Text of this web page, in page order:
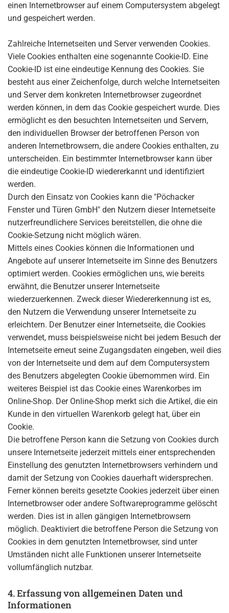
einen Internetbrowser auf einem Computersystem abgelegt
und gespeichert werden.
Zahlreiche Internetseiten und Server verwenden Cookies.
Viele Cookies enthalten eine sogenannte Cookie-ID. Eine
Cookie-ID ist eine eindeutige Kennung des Cookies. Sie
besteht aus einer Zeichenfolge, durch welche Internetseiten
und Server dem konkreten Internetbrowser zugeordnet
werden können, in dem das Cookie gespeichert wurde. Dies
ermöglicht es den besuchten Internetseiten und Servern,
den individuellen Browser der betroffenen Person von
anderen Internetbrowsern, die andere Cookies enthalten, zu
unterscheiden. Ein bestimmter Internetbrowser kann über
die eindeutige Cookie-ID wiedererkannt und identifiziert
werden.
Durch den Einsatz von Cookies kann die "Pöchacker
Fenster und Türen GmbH" den Nutzern dieser Internetseite
nutzerfreundlichere Services bereitstellen, die ohne die
Cookie-Setzung nicht möglich wären.
Mittels eines Cookies können die Informationen und
Angebote auf unserer Internetseite im Sinne des Benutzers
optimiert werden. Cookies ermöglichen uns, wie bereits
erwähnt, die Benutzer unserer Internetseite
wiederzuerkennen. Zweck dieser Wiedererkennung ist es,
den Nutzern die Verwendung unserer Internetseite zu
erleichtern. Der Benutzer einer Internetseite, die Cookies
verwendet, muss beispielsweise nicht bei jedem Besuch der
Internetseite erneut seine Zugangsdaten eingeben, weil dies
von der Internetseite und dem auf dem Computersystem
des Benutzers abgelegten Cookie übernommen wird. Ein
weiteres Beispiel ist das Cookie eines Warenkorbes im
Online-Shop. Der Online-Shop merkt sich die Artikel, die ein
Kunde in den virtuellen Warenkorb gelegt hat, über ein
Cookie.
Die betroffene Person kann die Setzung von Cookies durch
unsere Internetseite jederzeit mittels einer entsprechenden
Einstellung des genutzten Internetbrowsers verhindern und
damit der Setzung von Cookies dauerhaft widersprechen.
Ferner können bereits gesetzte Cookies jederzeit über einen
Internetbrowser oder andere Softwareprogramme gelöscht
werden. Dies ist in allen gängigen Internetbrowsern
möglich. Deaktiviert die betroffene Person die Setzung von
Cookies in dem genutzten Internetbrowser, sind unter
Umständen nicht alle Funktionen unserer Internetseite
vollumfänglich nutzbar.
4. Erfassung von allgemeinen Daten und
Informationen